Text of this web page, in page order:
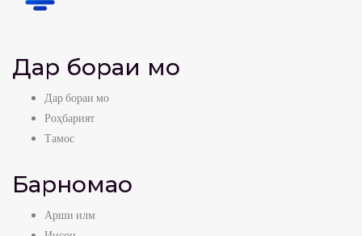
Дар бораи мо
Дар бораи мо
Роҳбарият
Тамос
Барномаҳо
Арши илм